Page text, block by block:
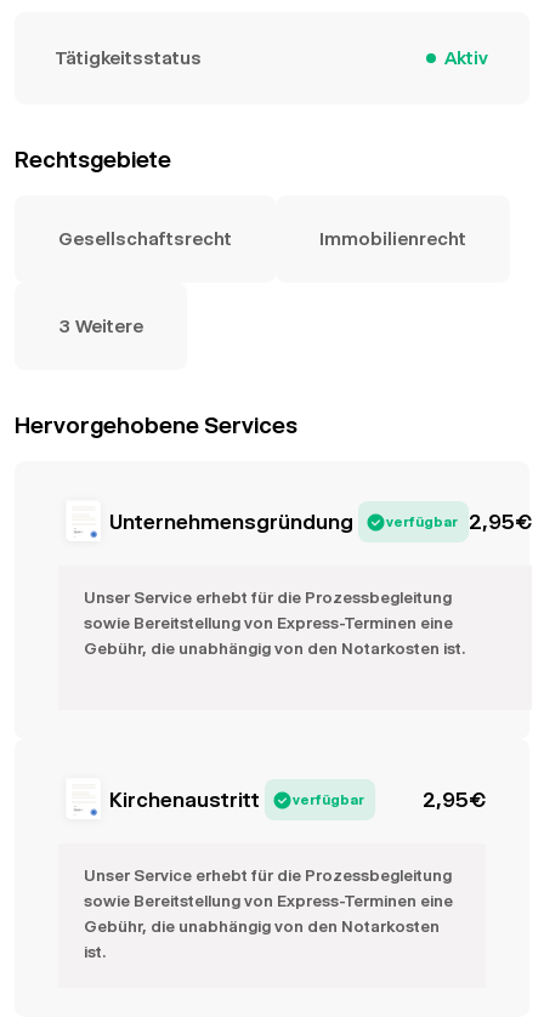
Tätigkeitsstatus Aktiv
Rechtsgebiete
Gesellschaftsrecht Immobilienrecht
3 Weitere
Hervorgehobene Services
Unternehmensgründung verfügbar 2,95€
Unser Service erhebt für die Prozessbegleitung
sowie Bereitstellung von Express-Terminen eine
Gebühr, die unabhängig von den Notarkosten ist.
Kirchenaustritt verfügbar 2,95€
Unser Service erhebt für die Prozessbegleitung
sowie Bereitstellung von Express-Terminen eine
Gebühr, die unabhängig von den Notarkosten
ist.